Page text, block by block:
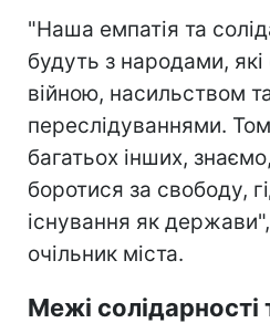
"Наша емпатія та
будуть з народами,
війною, насильством
переслідуваннями.
багатьох інших,
боротися за свободу,
існування як
очільник міста.
Межі солідарності